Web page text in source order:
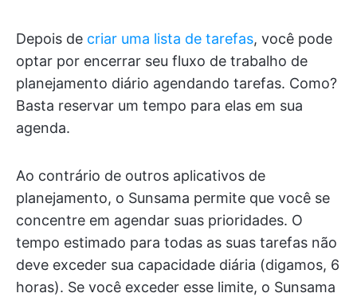
Depois de criar uma lista de tarefas, você pode
optar por encerrar seu fluxo de trabalho de
planejamento diário agendando tarefas. Como?
Basta reservar um tempo para elas em sua
agenda.
Ao contrário de outros aplicativos de
planejamento, o Sunsama permite que você se
concentre em agendar suas prioridades. O
tempo estimado para todas as suas tarefas não
deve exceder sua capacidade diária (digamos, 6
horas). Se você exceder esse limite, o Sunsama